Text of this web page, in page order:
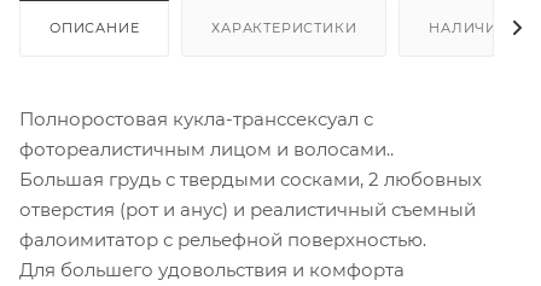
ОПИСАНИЕ ХАРАКТЕРИСТИКИ НАЛИЧИЕ
Полноростовая кукла-транссексуал с
фотореалистичным лицом и волосами..
Большая грудь с твердыми сосками, 2 любовных
отверстия (рот и анус) и реалистичный съемный
фалоимитатор с рельефной поверхностью.
Для большего удовольствия и комфорта